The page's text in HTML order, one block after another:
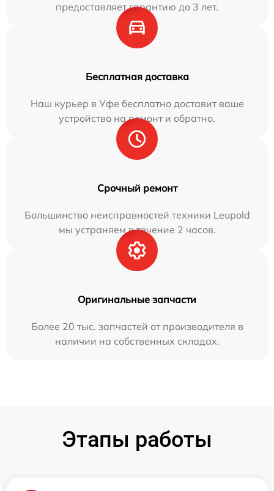
предоставляет гарантию до 3 лет.
Бесплатная доставка
Наш курьер в Уфе бесплатно доставит ваше
устройство на ремонт и обратно.
Срочный ремонт
Большинство неисправностей техники Leupold
мы устраняем в течение 2 часов.
Оригинальные запчасти
Более 20 тыс. запчастей от производителя в
наличии на собственных складах.
Этапы работы